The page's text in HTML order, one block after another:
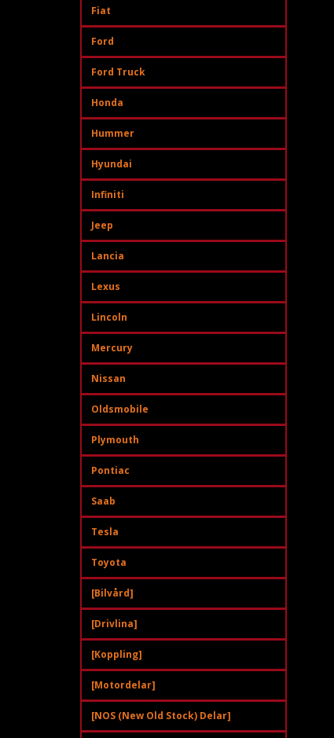
Fiat
Ford
Ford Truck
Honda
Hummer
Hyundai
Infiniti
Jeep
Lancia
Lexus
Lincoln
Mercury
Nissan
Oldsmobile
Plymouth
Pontiac
Saab
Tesla
Toyota
[Bilvård]
[Drivlina]
[Koppling]
[Motordelar]
[NOS (New Old Stock) Delar]